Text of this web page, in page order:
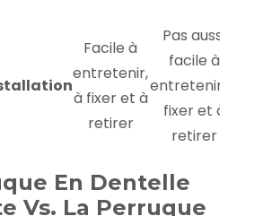
Facile à
entretenir,
à fixer et à
retirer
Pas aussi
facile à
entretenir, à
fixer et à
retirer
En Dentelle
Vs. La Perruque